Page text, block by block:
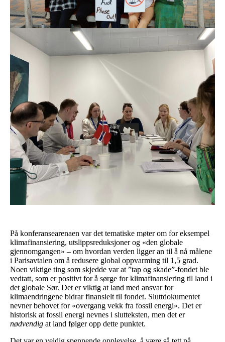
På konferansearenaen var det tematiske møter om for eksempel
klimafinansiering, utslippsreduksjoner og «den globale
gjennomgangen» – om hvordan verden ligger an til å nå målene
i Parisavtalen om å redusere global oppvarming til 1,5 grad.
Noen viktige ting som skjedde var at ”tap og skade”-fondet ble
vedtatt, som er positivt for å sørge for klimafinansiering til land i
det globale Sør. Det er viktig at land med ansvar for
klimaendringene bidrar finansielt til fondet. Sluttdokumentet
nevner behovet for «overgang vekk fra fossil energi». Det er
historisk at fossil energi nevnes i slutteksten, men det er
nødvendig at land følger opp dette punktet.